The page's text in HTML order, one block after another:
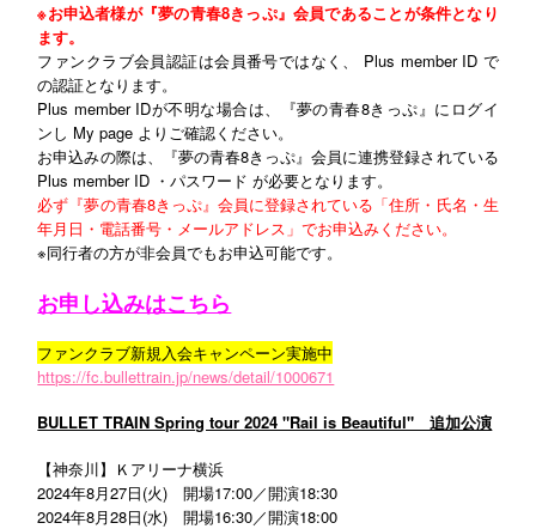
※お申込者様が『夢の青春8きっぷ』会員であることが条件となり
ます。
ファンクラブ会員認証は会員番号ではなく、 Plus member ID で
の認証となります。
Plus member IDが不明な場合は、『夢の青春8きっぷ』にログイ
ンし My page よりご確認ください。
お申込みの際は、『夢の青春8きっぷ』会員に連携登録されている
Plus member ID ・パスワード が必要となります。
必ず『夢の青春8きっぷ』会員に登録されている「住所・氏名・生
年月日・電話番号・メールアドレス」でお申込みください。
※同行者の方が非会員でもお申込可能です。
お申し込みはこちら
ファンクラブ新規入会キャンペーン実施中
https://fc.bullettrain.jp/news/detail/1000671
BULLET TRAIN Spring tour 2024 "Rail is Beautiful" 追加公演
【神奈川】Ｋアリーナ横浜
2024年8月27日(火) 開場17:00／開演18:30
2024年8月28日(水) 開場16:30／開演18:00